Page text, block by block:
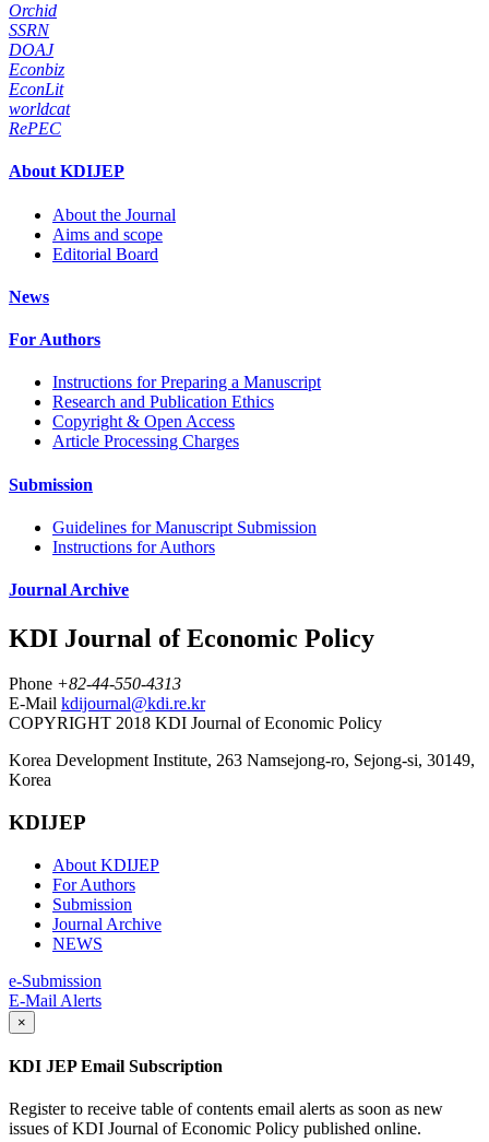
Orchid
SSRN
DOAJ
Econbiz
EconLit
worldcat
RePEC
About KDIJEP
About the Journal
Aims and scope
Editorial Board
News
For Authors
Instructions for Preparing a Manuscript
Research and Publication Ethics
Copyright & Open Access
Article Processing Charges
Submission
Guidelines for Manuscript Submission
Instructions for Authors
Journal Archive
KDI Journal of Economic Policy
Phone +82-44-550-4313
E-Mail kdijournal@kdi.re.kr
COPYRIGHT 2018 KDI Journal of Economic Policy
Korea Development Institute, 263 Namsejong-ro, Sejong-si, 30149,
Korea
KDIJEP
About KDIJEP
For Authors
Submission
Journal Archive
NEWS
e-Submission
E-Mail Alerts
×
KDI JEP Email Subscription
Register to receive table of contents email alerts as soon as new
issues of KDI Journal of Economic Policy published online.